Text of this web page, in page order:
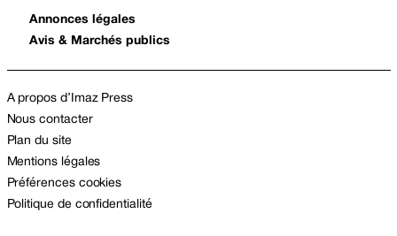
Annonces légales
Avis & Marchés publics
A propos d’Imaz Press
Nous contacter
Plan du site
Mentions légales
Préférences cookies
Politique de confidentialité